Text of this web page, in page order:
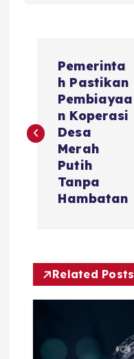
s
v
Pemerinta
h Pastikan
Pembiayaa
n Koperasi
Desa
Merah
Putih
Tanpa
Hambatan
Related Posts